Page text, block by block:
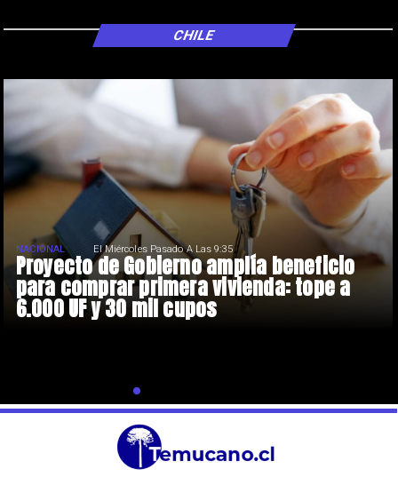
Proyecto de Gobierno amplía beneficio
para comprar primera vivienda: tope a
6.000 UF y 30 mil cupos
NACIONAL El Miércoles Pasado A Las 9:35
CHILE